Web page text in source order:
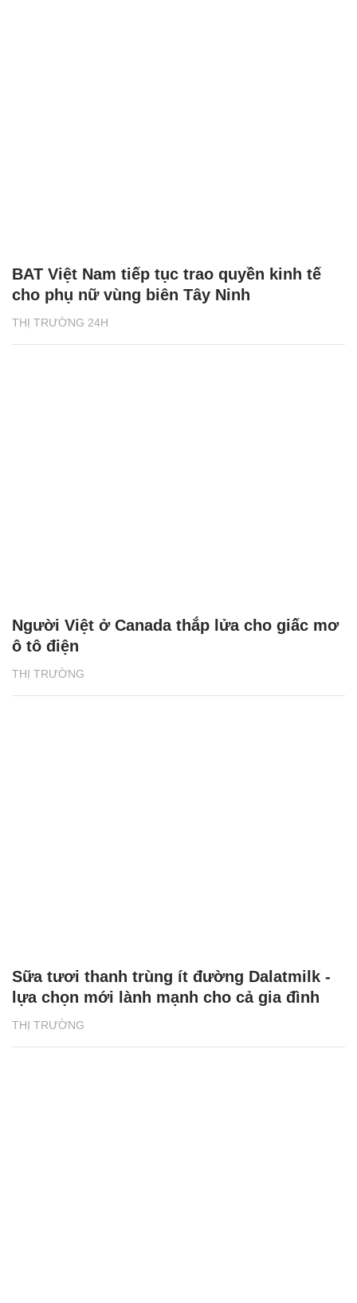
THỊ TRƯỜNG 24H
BAT Việt Nam tiếp tục trao quyền kinh tế
cho phụ nữ vùng biên Tây Ninh
THỊ TRƯỜNG
Người Việt ở Canada thắp lửa cho giấc mơ
ô tô điện
THỊ TRƯỜNG
Sữa tươi thanh trùng ít đường Dalatmilk -
lựa chọn mới lành mạnh cho cả gia đình